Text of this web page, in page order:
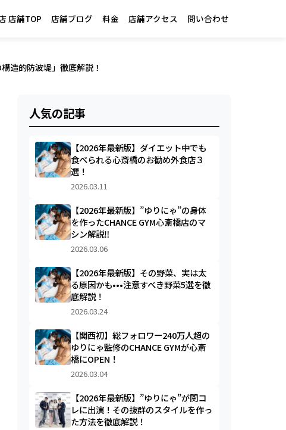
店舗TOP 店舗ブログ 料金 店舗アクセス 問い合わせ
造的防波堤」徹底解説！
人気の記事
【2026年最新版】ダイエット中でも
食べられる心斎橋のお勧め外食店３
選！
2026.03.11
【2026年最新版】”ゆりにゃ”の身体
を作ったCHANCE GYM心斎橋店のマ
シン解説‼︎
2026.03.06
【2026年最新版】その野菜、実は太
る原因かも•••注意すべき野菜5選を徹
底解説！
2026.03.24
【関西初】総フォロワー240万人超の
ゆりにゃ監修のCHANCE GYMが心斎
橋にOPEN！
2026.03.04
【2026年最新版】”ゆりにゃ”が関コ
レに出演！その抜群のスタイルを作っ
た方法を徹底解説！